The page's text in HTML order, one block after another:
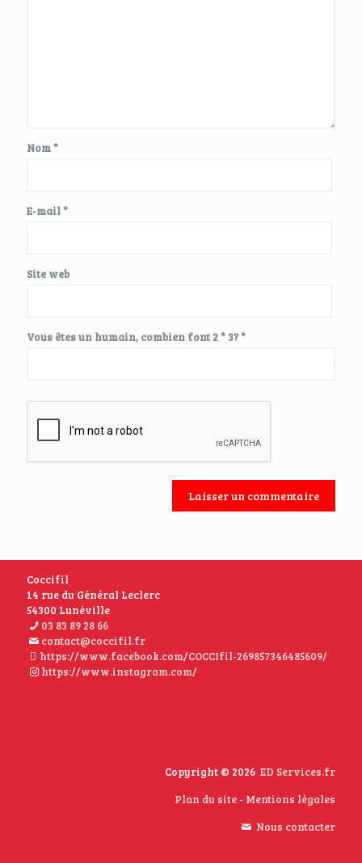
Nom*
E-mail*
Site web
Vous êtes un humain, combien font 2 * 3? *
Coccifil
14 rue du Général Leclerc
54300 Lunéville
03 83 89 28 66
contact@coccifil.fr
https://www.facebook.com/COCCIfil-269857346485609/
https://www.instagram.com/
Copyright © 2026 ED Services.fr
Plan du site - Mentions légales
Nous contacter